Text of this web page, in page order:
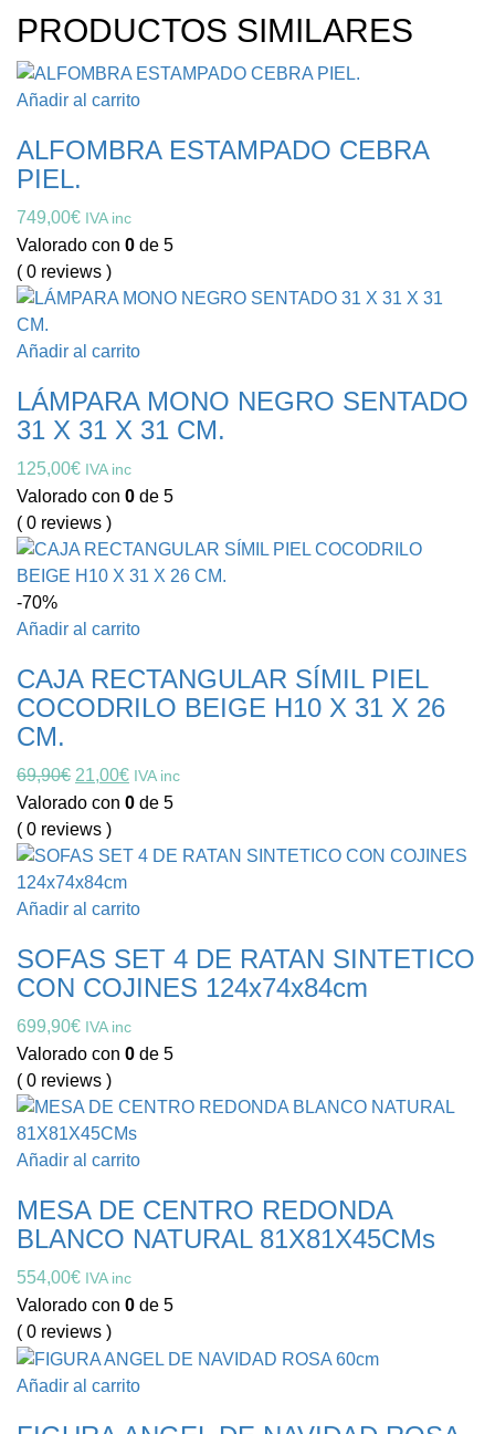
PRODUCTOS SIMILARES
Añadir al carrito
ALFOMBRA ESTAMPADO CEBRA
PIEL.
749,00€ IVA inc
Valorado con 0 de 5
( 0 reviews )
Añadir al carrito
LÁMPARA MONO NEGRO SENTADO
31 X 31 X 31 CM.
125,00€ IVA inc
Valorado con 0 de 5
( 0 reviews )
-70%
Añadir al carrito
CAJA RECTANGULAR SÍMIL PIEL
COCODRILO BEIGE H10 X 31 X 26
CM.
69,90€ El
precio
original
era:
69,90€.
21,00€El
precio
es:
IVA inc
Valorado con 0 de 5
( 0 reviews )
Añadir al carrito
SOFAS SET 4 DE RATAN SINTETICO
CON COJINES 124x74x84cm
699,90€ IVA inc
Valorado con 0 de 5
( 0 reviews )
Añadir al carrito
MESA DE CENTRO REDONDA
BLANCO NATURAL 81X81X45CMs
554,00€ IVA inc
Valorado con 0 de 5
( 0 reviews )
Añadir al carrito